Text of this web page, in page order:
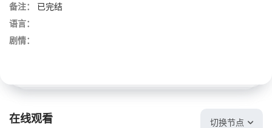
备注：
已完结
语言：
剧情：
在线观看 切换节点